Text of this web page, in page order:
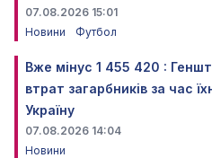
07.08.2026 15:01
Новини
Футбол
Вже мінус 1 455 420 :
втрат загарбників за час
Україну
07.08.2026 14:04
Новини